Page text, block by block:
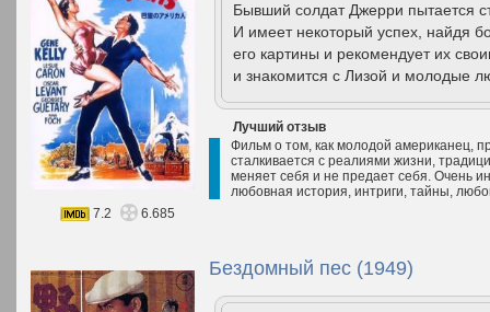
Бывший солдат Джерри пытается
И имеет некоторый успех, найдя
его картины и рекомендует их
и знакомится с Лизой и молодые
Лучший отзыв
Фильм о том, как молодой американец,
сталкивается с реалиями жизни,
меняет себя и не предает себя. Очень
любовная история, интриги, тайны,
7.2
6.685
Бездомный пес (1949)